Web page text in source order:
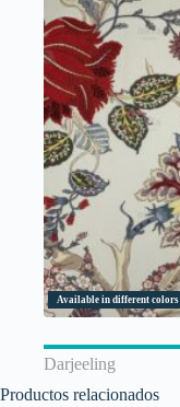
Available in different colors
Darjeeling
Productos relacionados